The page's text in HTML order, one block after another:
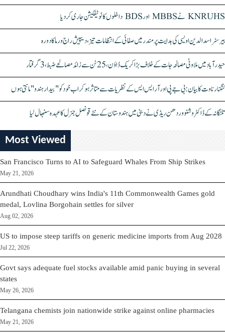
KNRUHS نے MBBS اور BDS داخلوں کا نوٹیفکیشن جاری کر دیا
بیرسٹر اسدالدین اویسی کی ہدایت پر مندر میں صفائی کے انتظامات تیز، دیپیش راج ورما کا دورہ
حیدرآباد میں ملاوٹی مصالحہ جات کے خلاف بڑا کریک ڈاؤن، 25 ٹن سے زائد مصالحے ضبط، 3 گرفتار
کنگنا رناوت کا بیان: بی جے پی اور آر ایس ایس کے نظریات سے متاثر ہو کر اب خود کو "بیدار ہندو" مانتی ہوں
تلنگانہ کے ڈاکٹر وشنو وردھن ریڈی نے دبئی میں ہندوستان کے نئے قونصل جنرل کا عہدہ سنبھال لیا
Most Viewed
San Francisco Turns to AI to Safeguard Whales From Ship Strikes
May 21, 2026
Arundhati Choudhary wins India's 11th Commonwealth Games gold
medal, Lovlina Borgohain settles for silver
Aug 02, 2026
US to impose steep tariffs on generic medicine imports from Aug 2028
Jul 22, 2026
Govt says adequate fuel stocks available amid panic buying in several
states
May 26, 2026
Telangana chemists join nationwide strike against online pharmacies
May 21, 2026